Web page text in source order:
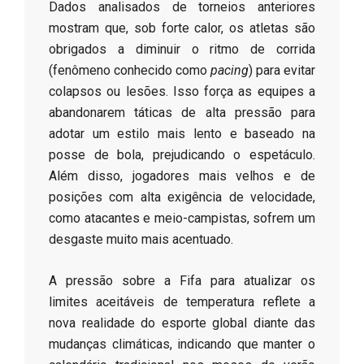
Dados analisados de torneios anteriores
mostram que, sob forte calor, os atletas são
obrigados a diminuir o ritmo de corrida
(fenômeno conhecido como pacing) para evitar
colapsos ou lesões. Isso força as equipes a
abandonarem táticas de alta pressão para
adotar um estilo mais lento e baseado na
posse de bola, prejudicando o espetáculo.
Além disso, jogadores mais velhos e de
posições com alta exigência de velocidade,
como atacantes e meio-campistas, sofrem um
desgaste muito mais acentuado.
​A pressão sobre a Fifa para atualizar os
limites aceitáveis de temperatura reflete a
nova realidade do esporte global diante das
mudanças climáticas, indicando que manter o